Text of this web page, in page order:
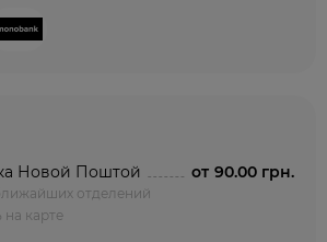
Новой Поштой
отделений
на карте
от 90.00 грн.